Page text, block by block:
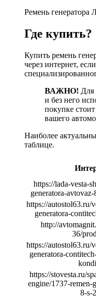
Ремень генератора
Где купить?
Купить ремень
через интернет,
ВАЖНО! Для
и без него
покупке
вашего
Наиболее
таблице.
https://lada-vesta-
generatora-
https://autostol63.ru/
generatora-
http://
36/
https://autostol63.ru/
generatora-
https://stovesta.ru/
engine/1737-remen-
8-s-